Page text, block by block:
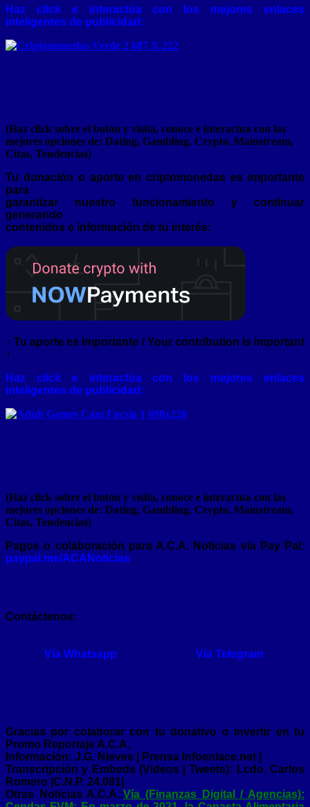
Haz click e interactúa con los mejores enlaces
inteligentes de publicidad:
(Haz click sobre el botón y visita, conoce e interactua con las
mejores opciones de: Dating, Gambling, Crypto, Mainstream,
Citas, Tendencias)
Tu donación o aporte en criptomonedas es importante
para
garantizar nuestro funcionamiento y continuar
generando
contenidos e información de tu interés:
↑ Tu aporte es importante / Your contribution is important
↑
Haz click e interactúa con los mejores enlaces
inteligentes de publicidad:
(Haz click sobre el botón y visita, conoce e interactua con las
mejores opciones de: Dating, Gambling, Crypto, Mainstream,
Citas, Tendencias)
Pagos o colaboración para A.C.A. Noticias vía Pay Pal:
paypal.me/ACANoticias
Contáctenos:
Vía Whatsapp Vía Telegram
Gracias por colaborar con tu donativo o invertir en tu
Promo Reportaje A.C.A.
Información: J.G. Nieves | Prensa Infoenlace.net |
Transcripción y Embeds (Videos | Tweets): Lcdo. Carlos
Romero |C.N.P. 24.081|
Otras Noticias A.C.A.:Vía (Finanzas Digital / Agencias):